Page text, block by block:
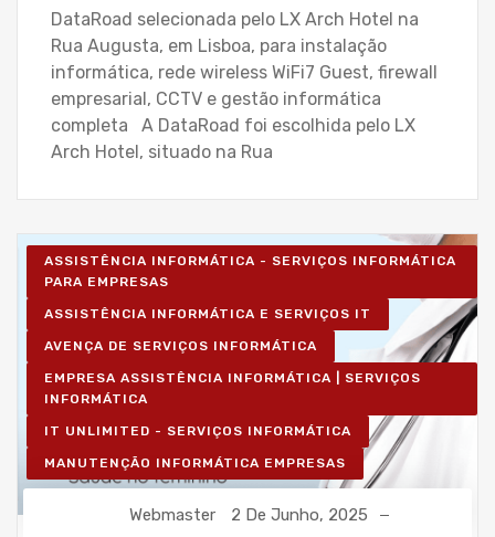
DataRoad selecionada pelo LX Arch Hotel na
Rua Augusta, em Lisboa, para instalação
informática, rede wireless WiFi7 Guest, firewall
empresarial, CCTV e gestão informática
completa A DataRoad foi escolhida pelo LX
Arch Hotel, situado na Rua
ASSISTÊNCIA INFORMÁTICA - SERVIÇOS INFORMÁTICA
PARA EMPRESAS
ASSISTÊNCIA INFORMÁTICA E SERVIÇOS IT
AVENÇA DE SERVIÇOS INFORMÁTICA
EMPRESA ASSISTÊNCIA INFORMÁTICA | SERVIÇOS
INFORMÁTICA
IT UNLIMITED - SERVIÇOS INFORMÁTICA
MANUTENÇÃO INFORMÁTICA EMPRESAS
Webmaster 2 De Junho, 2025